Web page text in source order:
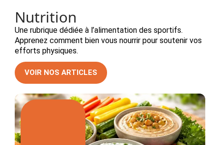
Nutrition
Une rubrique dédiée à l’alimentation des sportifs.
Apprenez comment bien vous nourrir pour soutenir vos
efforts physiques.
VOIR NOS ARTICLES